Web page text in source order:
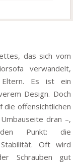
das sich vom
verwandelt,
Es ist ein
Design. Doch
die offensichtlichen
dran –,
Punkt: die
Oft wird
Schrauben gut